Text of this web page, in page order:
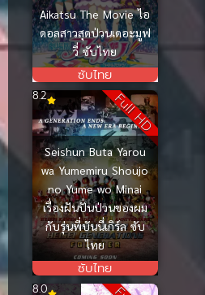
Aikatsu The Movie ไอ
ดอลสาวสุดป่วนเดอะมูฟ
วี่ ซับไทย
ซับไทย
Full HD
Seishun Buta Yarou
wa Yumemiru Shoujo
no Yume wo Minai
เรื่องฝันปั่นป่วนของผม
กับรุ่นพี่บันนี่เกิร์ล ซับ
ไทย
ซับไทย
8.2
8.0